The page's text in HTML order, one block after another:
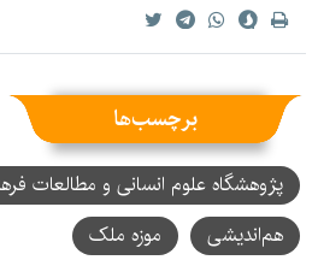
برچسب‌ها
پژوهشگاه علوم انسانی و مطالعات
هم‌اندیشی
موزه ملک